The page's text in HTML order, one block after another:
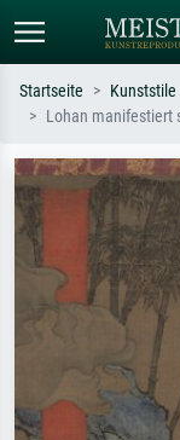
Suchen Sie nach
oder Stilen – z.B.
Sternennacht,
Hokusai,
Startseite Kunststile
Lohan manifestiert